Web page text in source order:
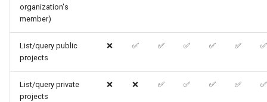
organization's
member)
List/query public
projects
❌ ✅ ✅ ✅ ✅ ✅ ✅
List/query private
projects
❌ ❌ ✅ ✅ ✅ ✅ ✅